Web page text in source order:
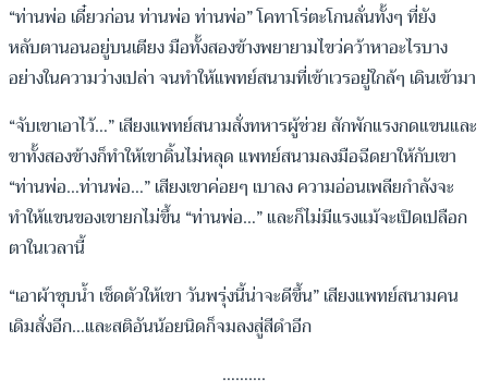
“ท่านพ่อ เดี๋ยวก่อน ท่านพ่อ ท่านพ่อ” โคทาโร่ตะโกนลั่นทั้งๆ ที่ยัง
หลับตานอนอยู่บนเตียง มือทั้งสองข้างพยายามไขว่คว้าหาอะไรบาง
อย่างในความว่างเปล่า จนทำให้แพทย์สนามที่เข้าเวรอยู่ใกล้ๆ เดินเข้ามา
“จับเขาเอาไว้…” เสียงแพทย์สนามสั่งทหารผู้ช่วย สักพักแรงกดแขนและ
ขาทั้งสองข้างก็ทำให้เขาดิ้นไม่หลุด แพทย์สนามลงมือฉีดยาให้กับเขา
“ท่านพ่อ…ท่านพ่อ…” เสียงเขาค่อยๆ เบาลง ความอ่อนเพลียกำลังจะ
ทำให้แขนของเขายกไม่ขึ้น “ท่านพ่อ…” และก็ไม่มีแรงแม้จะเปิดเปลือก
ตาในเวลานี้
“เอาผ้าชุบน้ำ เช็ดตัวให้เขา วันพรุ่งนี้น่าจะดีขึ้น” เสียงแพทย์สนามคน
เดิมสั่งอีก…และสติอันน้อยนิดก็จมลงสู่สีดำอีก
……….